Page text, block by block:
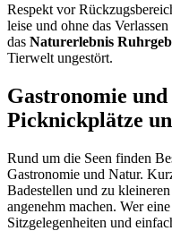
Respekt vor
leise und ohne das
das Naturerlebnis
Tierwelt ungestört.
Gastronomie
Picknickplätze
Rund um die Seen finden
Gastronomie und Natur.
Badestellen und zu
angenehm machen. Wer
Sitzgelegenheiten und